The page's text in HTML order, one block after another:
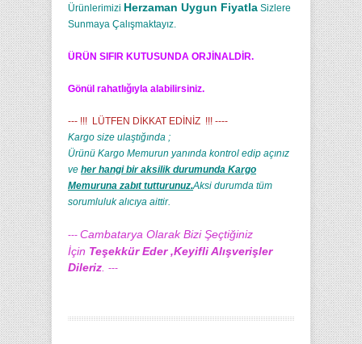
Ürünlerimizi Herzaman Uygun Fiyatla Sizlere
Sunmaya Çalışmaktayız.
ÜRÜN SIFIR KUTUSUNDA ORJİNALDİR.
Gönül rahatlığıyla alabilirsiniz.
--- !!! LÜTFEN DİKKAT EDİNİZ !!! ----
Kargo size ulaştığında ;
Ürünü Kargo Memurun yanında kontrol edip açınız
ve her hangi bir aksilik durumunda Kargo
Memuruna zabıt tutturunuz.Aksi durumda tüm
sorumluluk alıcıya aittir.
--- Cambatarya Olarak Bizi Şeçtiğiniz
İçin Teşekkür Eder ,Keyifli Alışverişler
Dileriz ---